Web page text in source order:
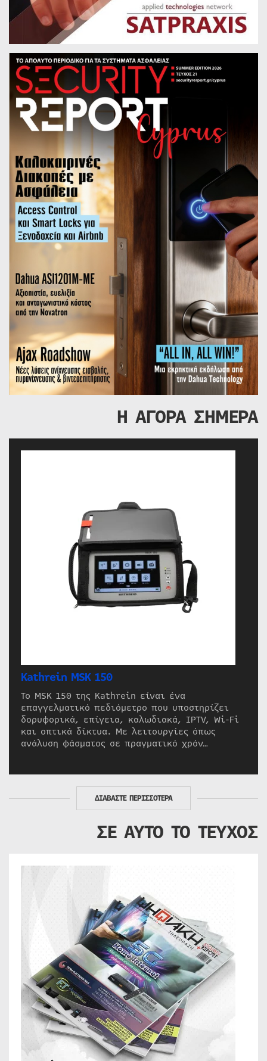
Η ΑΓΟΡΑ ΣΗΜΕΡΑ
Kathrein MSK 150
Το MSK 150 της Kathrein είναι ένα
επαγγελματικό πεδιόμετρο που υποστηρίζει
δορυφορικά, επίγεια, καλωδιακά, IPTV, Wi-Fi
και οπτικά δίκτυα. Με λειτουργίες όπως
ανάλυση φάσματος σε πραγματικό χρόν…
ΔΙΑΒΑΣΤΕ ΠΕΡΙΣΣΟΤΕΡΑ
ΣΕ ΑΥΤΟ ΤΟ ΤΕΥΧΟΣ